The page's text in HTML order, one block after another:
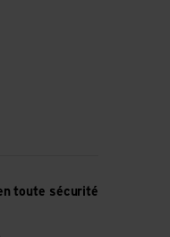
toute sécurité